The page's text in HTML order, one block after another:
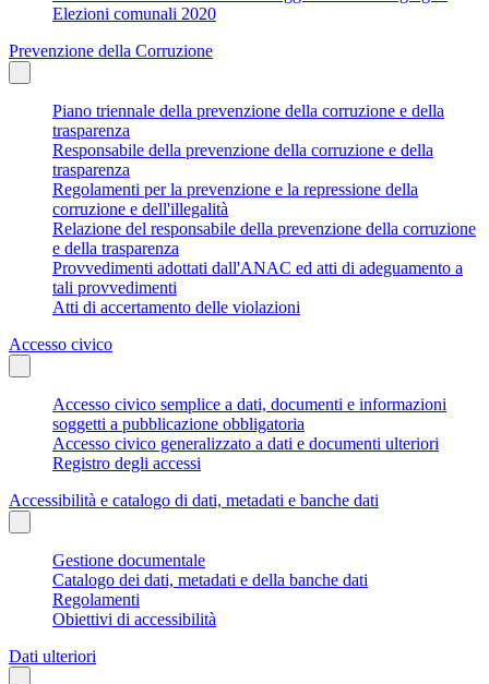
Elezioni comunali 2020
Prevenzione della Corruzione
Piano triennale della prevenzione della corruzione e della
trasparenza
Responsabile della prevenzione della corruzione e della
trasparenza
Regolamenti per la prevenzione e la repressione della
corruzione e dell'illegalità
Relazione del responsabile della prevenzione della corruzione
e della trasparenza
Provvedimenti adottati dall'ANAC ed atti di adeguamento a
tali provvedimenti
Atti di accertamento delle violazioni
Accesso civico
Accesso civico semplice a dati, documenti e informazioni
soggetti a pubblicazione obbligatoria
Accesso civico generalizzato a dati e documenti ulteriori
Registro degli accessi
Accessibilità e catalogo di dati, metadati e banche dati
Gestione documentale
Catalogo dei dati, metadati e della banche dati
Regolamenti
Obiettivi di accessibilità
Dati ulteriori